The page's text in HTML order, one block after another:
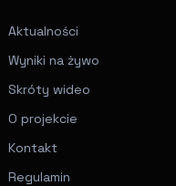
Aktualności
Wyniki na żywo
Skróty wideo
O projekcie
Kontakt
Regulamin